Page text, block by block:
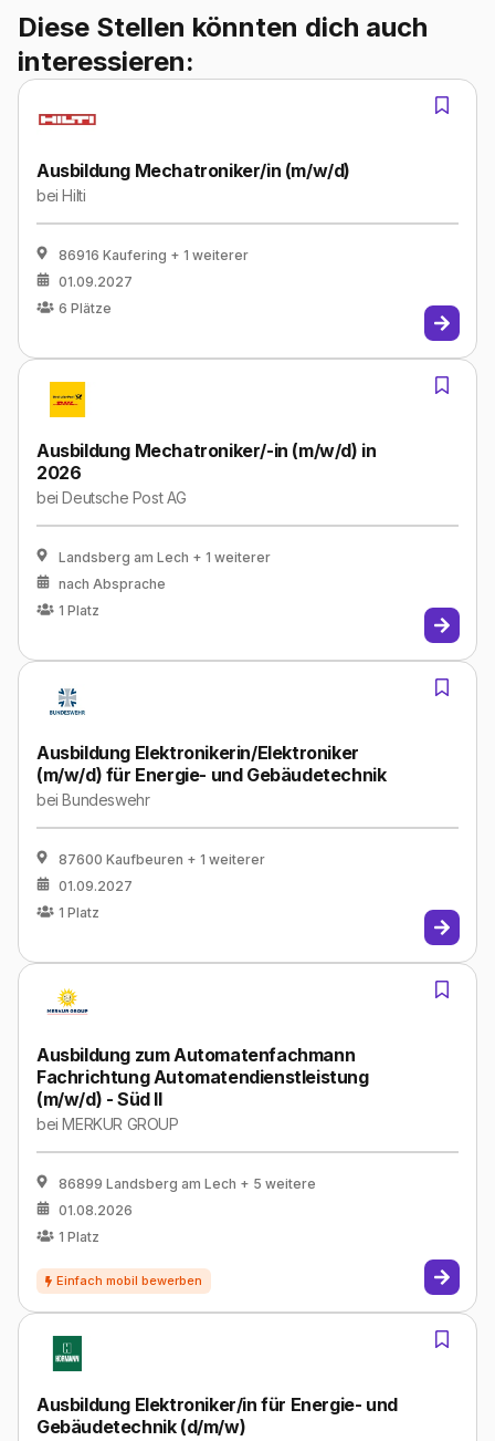
Diese Stellen könnten dich auch
interessieren:
Ausbildung Mechatroniker/in (m/w/d)
beiHilti
86916 Kaufering + 1 weiterer
01.09.2027
6 Plätze
Ausbildung Mechatroniker/-in (m/w/d) in
2026
beiDeutsche Post AG
Landsberg am Lech + 1 weiterer
nach Absprache
1 Platz
Ausbildung Elektronikerin/Elektroniker
(m/w/d) für Energie- und Gebäudetechnik
beiBundeswehr
87600 Kaufbeuren + 1 weiterer
01.09.2027
1 Platz
Ausbildung zum Automatenfachmann
Fachrichtung Automatendienstleistung
(m/w/d) - Süd II
beiMERKUR GROUP
86899 Landsberg am Lech + 5 weitere
01.08.2026
1 Platz
Ausbildung Elektroniker/in für Energie- und
Gebäudetechnik (d/m/w)